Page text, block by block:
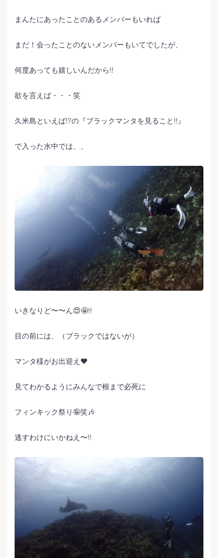
まんたにあったことのあるメンバーもいれば
まだ！会ったことのないメンバーもいてでしたが、
何度あっても嬉しいんだから‼️
欲を言えば・・・笑
久米島といえば⁉️の『ブラックマンタを見ること‼️』
で入った水中では、、
いきなりど〜〜ん😍🤩‼️
目の前には、（ブラックではないが）
マンタ様がお出迎え❤️
見てわかるようにみんなで根まで必死に
フィンキック祭り🤪笑🎶
逃すわけにいかねえ〜‼️